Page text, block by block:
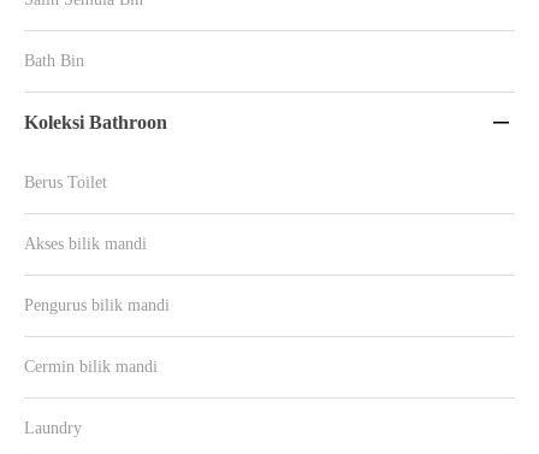
Bath Bin
Koleksi Bathroon 
Berus Toilet
Akses bilik mandi
Pengurus bilik mandi
Cermin bilik mandi
Laundry